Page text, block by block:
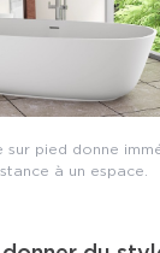
sur pied donne
à un espace.